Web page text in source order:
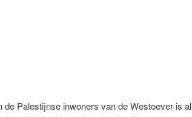
Palestijnse inwoners van de Westoever is al